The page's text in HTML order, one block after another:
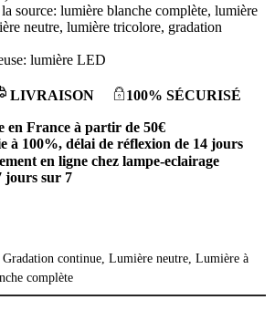
source: lumière blanche complète, lumière
neutre, lumière tricolore, gradation
lumière LED
LIVRAISON 100% SÉCURISÉ
en France à partir de 50€
à 100%, délai de réflexion de 14 jours
en ligne chez lampe-eclairage
jours sur 7
continue, Lumière neutre, Lumière à
complète